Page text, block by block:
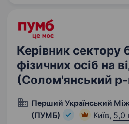
Керівник сектору
фізичних осіб на
(Солом'янський
Перший Український
(ПУМБ)
Київ, 5,0